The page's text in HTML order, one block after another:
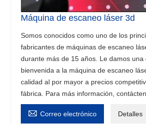
Máquina de escaneo láser 3d
Somos conocidos como uno de los
fabricantes de máquinas de escaneo
durante más de 15 años. Le damos una
bienvenida a la máquina de escaneo
calidad al por mayor a precios
fábrica. Para más información,
 Correo electrónico Detalles